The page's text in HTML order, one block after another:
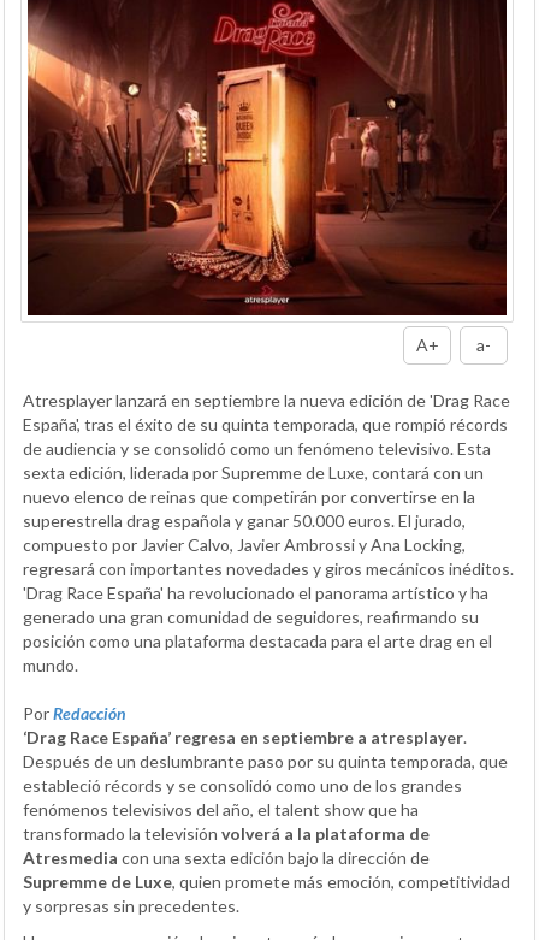
A+ a-
Atresplayer lanzará en septiembre la nueva edición de 'Drag Race
España', tras el éxito de su quinta temporada, que rompió récords
de audiencia y se consolidó como un fenómeno televisivo. Esta
sexta edición, liderada por Supremme de Luxe, contará con un
nuevo elenco de reinas que competirán por convertirse en la
superestrella drag española y ganar 50.000 euros. El jurado,
compuesto por Javier Calvo, Javier Ambrossi y Ana Locking,
regresará con importantes novedades y giros mecánicos inéditos.
'Drag Race España' ha revolucionado el panorama artístico y ha
generado una gran comunidad de seguidores, reafirmando su
posición como una plataforma destacada para el arte drag en el
mundo.
PorRedacción
‘Drag Race España’ regresa en septiembre a atresplayer.
Después de un deslumbrante paso por su quinta temporada, que
estableció récords y se consolidó como uno de los grandes
fenómenos televisivos del año, el talent show que ha
transformado la televisión volverá a la plataforma de
Atresmedia con una sexta edición bajo la dirección de
Supremme de Luxe, quien promete más emoción, competitividad
y sorpresas sin precedentes.